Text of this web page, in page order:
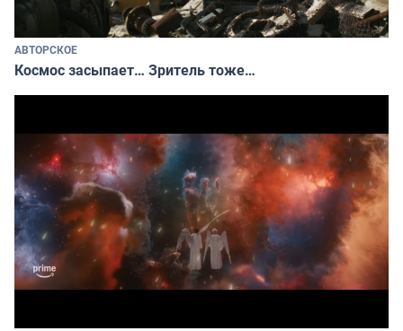
АВТОРСКОЕ
Космос засыпает… Зритель тоже…